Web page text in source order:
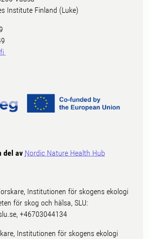
Institute Finland (Luke)
del av Nordic Nature Health Hub
Institutionen för skogens ekologi
för skog och hälsa, SLU:
+46703044134
Institutionen för skogens ekologi